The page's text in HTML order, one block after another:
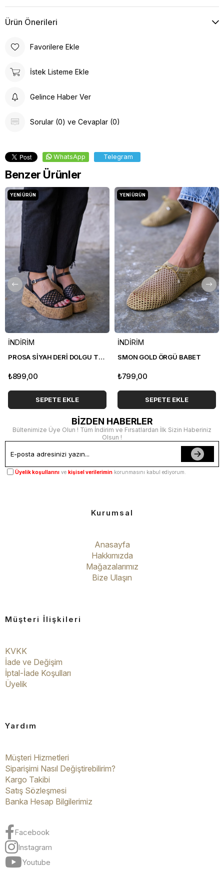
Ürün Önerileri
Favorilere Ekle
İstek Listeme Ekle
Gelince Haber Ver
Sorular (0) ve Cevaplar (0)
WhatsApp Telegram
Benzer Ürünler
İNDİRİM
PROSA SİYAH DERİ DOLGU TOPUK SANDALET
₺899,00
SEPETE EKLE
YENI ÜRÜN
İNDİRİM
SMON GOLD ÖRGÜ BABET
₺799,00
SEPETE EKLE
YENI ÜRÜN
BİZDEN HABERLER
Bültenimize Üye Olun ! Tüm İndirim ve Fırsatlardan İlk Sizin Haberiniz
Olsun !
Üyelik koşullarını ve kişisel verilerimin korunmasını kabul ediyorum.
Kurumsal
Anasayfa
Hakkımızda
Mağazalarımız
Bize Ulaşın
Müşteri İlişkileri
KVKK
İade ve Değişim
İptal-İade Koşulları
Üyelik
Yardım
Müşteri Hizmetleri
Siparişimi Nasıl Değiştirebilirim?
Kargo Takibi
Satış Sözleşmesi
Banka Hesap Bilgilerimiz
Facebook
Instagram
Youtube